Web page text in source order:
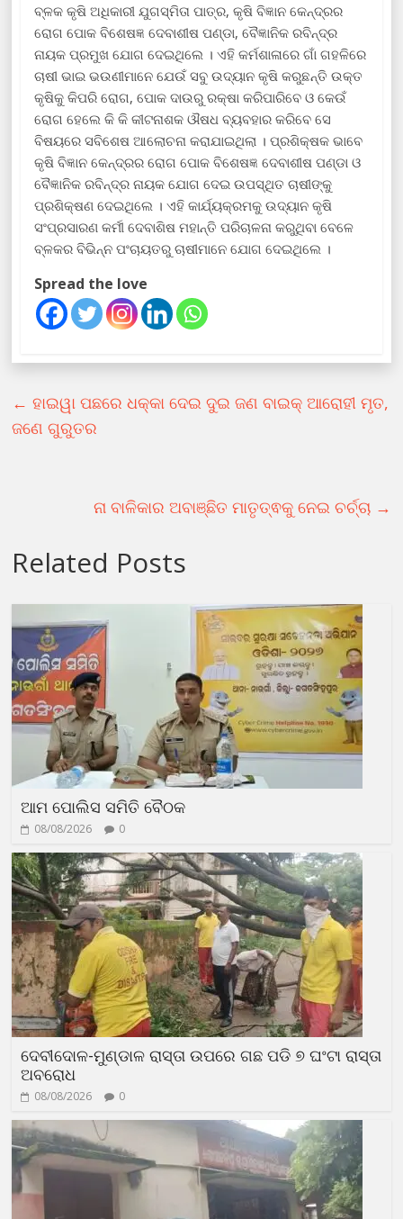
ବ୍ଳକ କୃଷି ଅଧିକାରୀ ଯୁଗସ୍ମିତା ପାତ୍ର, କୃଷି ବିଜ୍ଞାନ କେନ୍ଦ୍ରର
ରୋଗ ପୋକ ବିଶେଷଜ୍ଞ ଦେବାଶୀଷ ପଣ୍ଡା, ବୈଜ୍ଞାନିକ ରବିନ୍ଦ୍ର
ନାୟକ ପ୍ରମୁଖ ଯୋଗ ଦେଇଥିଲେ । ଏହି କର୍ମଶାଳାରେ ଗାଁ ଗହଳିରେ
ଚାଷୀ ଭାଇ ଭଉଣୀମାନେ ଯେଉଁ ସବୁ ଉଦ୍ୟାନ କୃଷି କରୁଛନ୍ତି ଉକ୍ତ
କୃଷିକୁ କିପରି ରୋଗ, ପୋକ ଦାଉରୁ ରକ୍ଷା କରିପାରିବେ ଓ କେଉଁ
ରୋଗ ହେଲେ କି କି କୀଟନାଶକ ଔଷଧ ବ୍ୟବହାର କରିବେ ସେ
ବିଷୟରେ ସବିଶେଷ ଆଲୋଚନା କରାଯାଇଥିଲା । ପ୍ରଶିକ୍ଷକ ଭାବେ
କୃଷି ବିଜ୍ଞାନ କେନ୍ଦ୍ରର ରୋଗ ପୋକ ବିଶେଷଜ୍ଞ ଦେବାଶୀଷ ପଣ୍ଡା ଓ
ବୈଜ୍ଞାନିକ ରବିନ୍ଦ୍ର ନାୟକ ଯୋଗ ଦେଇ ଉପସ୍ଥିତ ଚାଷୀଙ୍କୁ
ପ୍ରଶିକ୍ଷଣ ଦେଇଥିଲେ । ଏହି କାର୍ଯ୍ୟକ୍ରମକୁ ଉଦ୍ୟାନ କୃଷି
ସଂପ୍ରସାରଣ କର୍ମୀ ଦେବାଶିଷ ମହାନ୍ତି ପରିଚାଳନା କରୁଥିବା ବେଳେ
ବ୍ଳକର ବିଭିନ୍ନ ପଂଚାୟତରୁ ଚାଷୀମାନେ ଯୋଗ ଦେଇଥିଲେ ।
Spread the love
← ହାଇୱା ପଛରେ ଧକ୍କା ଦେଇ ଦୁଇ ଜଣ ବାଇକ୍ ଆରୋହୀ ମୃତ,
ଜଣେ ଗୁରୁତର
ନା ବାଳିକାର ଅବାଞ୍ଛିତ ମାତୃତ୍ଵକୁ ନେଇ ଚର୍ଚ୍ଚା →
Related Posts
ଆମ ପୋଲିସ ସମିତି ବୈଠକ
08/08/2026 0
ଦେବୀଦୋଳ-ମୁଣ୍ଡାଳ ରାସ୍ତା ଉପରେ ଗଛ ପଡି ୭ ଘଂଟା ରାସ୍ତା
ଅବରୋଧ
08/08/2026 0